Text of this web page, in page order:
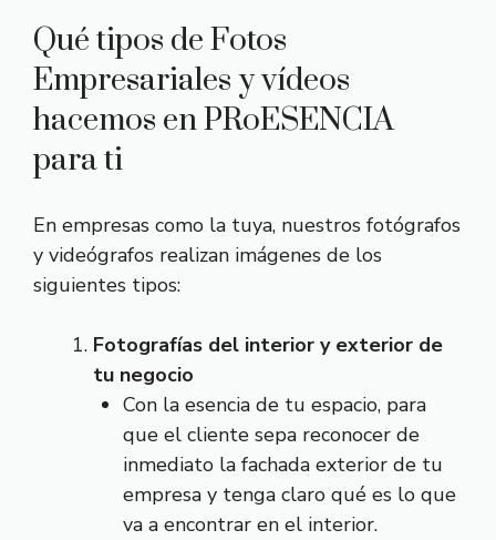
Qué tipos de Fotos
Empresariales y vídeos
hacemos en PRoESENCIA
para ti
En empresas como la tuya, nuestros fotógrafos
y videógrafos realizan imágenes de los
siguientes tipos:
Fotografías del interior y exterior de
tu negocio
Con la esencia de tu espacio, para
que el cliente sepa reconocer de
inmediato la fachada exterior de tu
empresa y tenga claro qué es lo que
va a encontrar en el interior.